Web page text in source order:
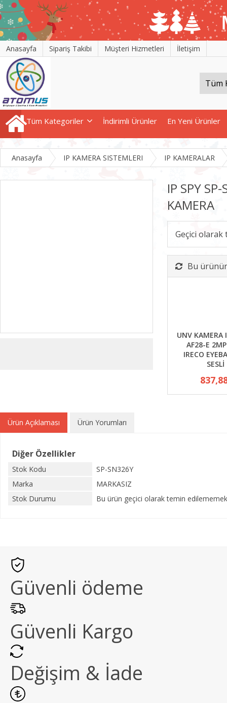
Anasayfa Sipariş Takibi Müşteri Hizmetleri İletişim
Tüm Kategoriler İndirimli Ürünler En Yeni Ürünler
Anasayfa IP KAMERA SISTEMLERI IP KAMERALAR
IP SPY
KAMERA
Geçici
Bu
UNV KAMERA
AF28-E
IRECO
SESLİ
Ürün Açıklaması Ürün Yorumları
Diğer Özellikler
Stok Kodu
SP-SN326Y
Marka
MARKASIZ
Stok Durumu
Bu ürün geçici olarak temin
Güvenli ödeme
Güvenli Kargo
Değişim & İade